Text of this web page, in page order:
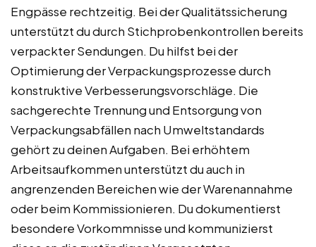
Engpässe rechtzeitig. Bei der Qualitätssicherung
unterstützt du durch Stichprobenkontrollen bereits
verpackter Sendungen. Du hilfst bei der
Optimierung der Verpackungsprozesse durch
konstruktive Verbesserungsvorschläge. Die
sachgerechte Trennung und Entsorgung von
Verpackungsabfällen nach Umweltstandards
gehört zu deinen Aufgaben. Bei erhöhtem
Arbeitsaufkommen unterstützt du auch in
angrenzenden Bereichen wie der Warenannahme
oder beim Kommissionieren. Du dokumentierst
besondere Vorkommnisse und kommunizierst